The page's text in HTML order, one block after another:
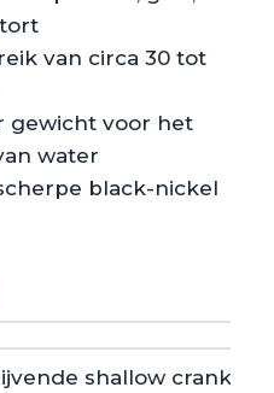
van circa 30 tot
gewicht voor het
water
black-nickel
shallow crankbait